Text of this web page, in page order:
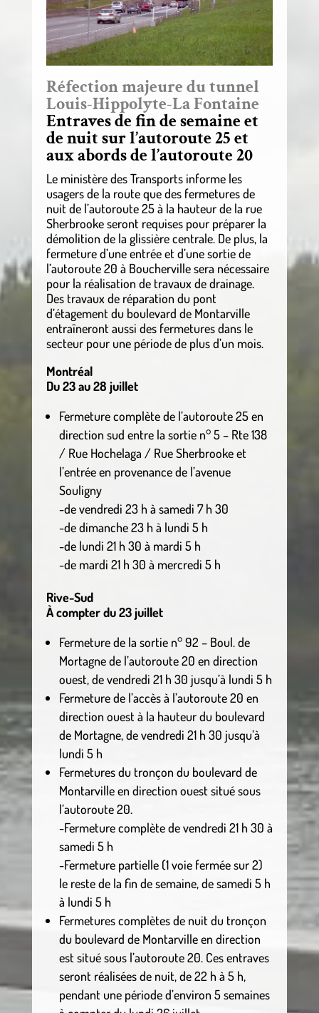
Réfection majeure du tunnel
Louis-Hippolyte-La Fontaine
Entraves de fin de semaine et
de nuit sur l’autoroute 25 et
aux abords de l’autoroute 20
Le ministère des Transports informe les
usagers de la route que des fermetures de
nuit de l’autoroute 25 à la hauteur de la rue
Sherbrooke seront requises pour préparer la
démolition de la glissière centrale. De plus, la
fermeture d’une entrée et d’une sortie de
l’autoroute 20 à Boucherville sera nécessaire
pour la réalisation de travaux de drainage.
Des travaux de réparation du pont
d’étagement du boulevard de Montarville
entraîneront aussi des fermetures dans le
secteur pour une période de plus d’un mois.
Montréal
Du 23 au 28 juillet
Fermeture complète de l’autoroute 25 en
direction sud entre la sortie n° 5 – Rte 138
/ Rue Hochelaga / Rue Sherbrooke et
l’entrée en provenance de l’avenue
Souligny
-de vendredi 23 h à samedi 7 h 30
-de dimanche 23 h à lundi 5 h
-de lundi 21 h 30 à mardi 5 h
-de mardi 21 h 30 à mercredi 5 h
Rive-Sud
À compter du 23 juillet
Fermeture de la sortie n° 92 – Boul. de
Mortagne de l’autoroute 20 en direction
ouest, de vendredi 21 h 30 jusqu’à lundi 5 h
Fermeture de l’accès à l’autoroute 20 en
direction ouest à la hauteur du boulevard
de Mortagne, de vendredi 21 h 30 jusqu’à
lundi 5 h
Fermetures du tronçon du boulevard de
Montarville en direction ouest situé sous
l’autoroute 20.
-Fermeture complète de vendredi 21 h 30 à
samedi 5 h
-Fermeture partielle (1 voie fermée sur 2)
le reste de la fin de semaine, de samedi 5 h
à lundi 5 h
Fermetures complètes de nuit du tronçon
du boulevard de Montarville en direction
est situé sous l’autoroute 20. Ces entraves
seront réalisées de nuit, de 22 h à 5 h,
pendant une période d’environ 5 semaines